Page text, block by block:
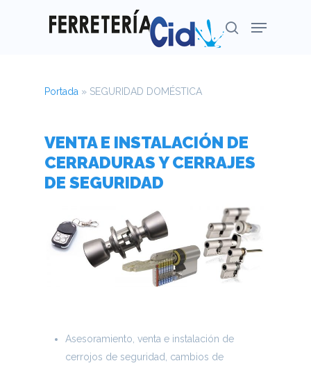
Pulsa Enter para buscar o Esc para cerrar
Portada » SEGURIDAD DOMÉSTICA
VENTA E INSTALACIÓN DE
CERRADURAS Y CERRAJES
DE SEGURIDAD
Asesoramiento, venta e instalación de
cerrojos de seguridad, cambios de